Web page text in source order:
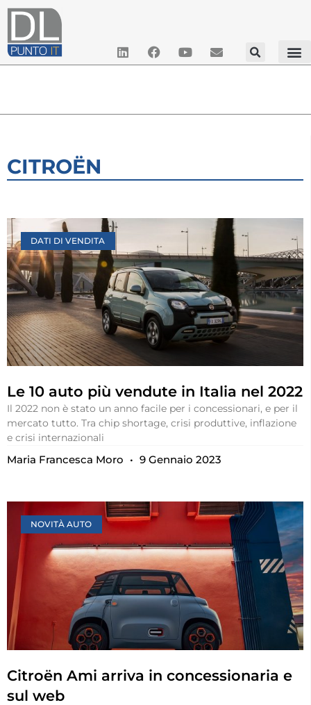
CITROËN
DATI DI VENDITA
Le 10 auto più vendute in Italia nel 2022
Il 2022 non è stato un anno facile per i concessionari, e per il
mercato tutto. Tra chip shortage, crisi produttive, inflazione
e crisi internazionali
Maria Francesca Moro 9 Gennaio 2023
NOVITÀ AUTO
Citroën Ami arriva in concessionaria e
sul web